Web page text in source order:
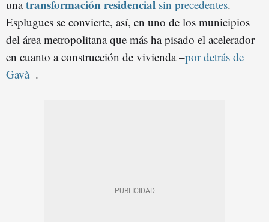
unatransformación residencial sin precedentes.
Esplugues se convierte, así, en uno de los municipios
del área metropolitana que más ha pisado el acelerador
en cuanto a construcción de vivienda –por detrás de
Gavà–.